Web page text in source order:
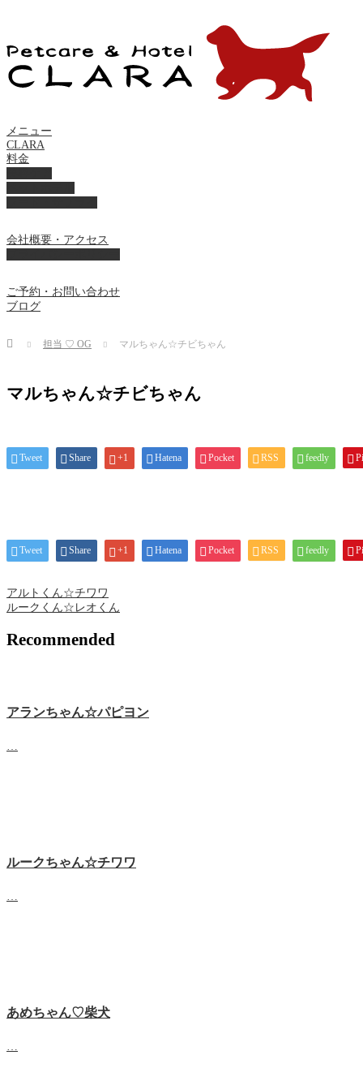
メニュー
CLARA
料金
会社概要・アクセス
ご予約・お問い合わせ
ブログ
Home 担当 ♡ OG マルちゃん☆チビちゃん
マルちゃん☆チビちゃん
Tweet Share +1 Hatena Pocket RSS feedly
Tweet Share +1 Hatena Pocket RSS feedly
アルトくん☆チワワ
ルークくん☆レオくん
Recommended
アランちゃん☆パピヨン
ルークちゃん☆チワワ
あめちゃん♡‬柴犬